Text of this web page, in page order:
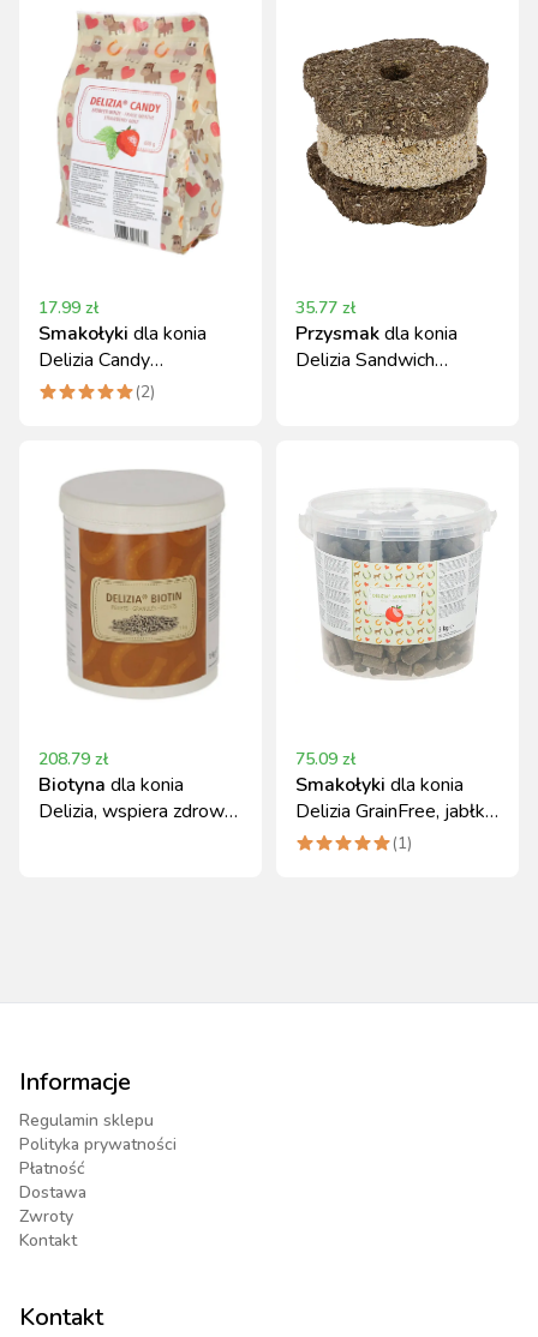
17.99 zł
Smakołyki dla konia
Delizia Candy
Truskawka Mięta 600 g
(2)
35.77 zł
Przysmakdla konia
Delizia Sandwich
208.79 zł
Biotyna dla konia
Delizia, wspiera zdrowe
75.09 zł
Smakołyki dla konia
Delizia GrainFree, jabłko,
3 kg
(1)
Informacje
Regulamin sklepu
Polityka prywatności
Płatność
Dostawa
Zwroty
Kontakt
Kontakt